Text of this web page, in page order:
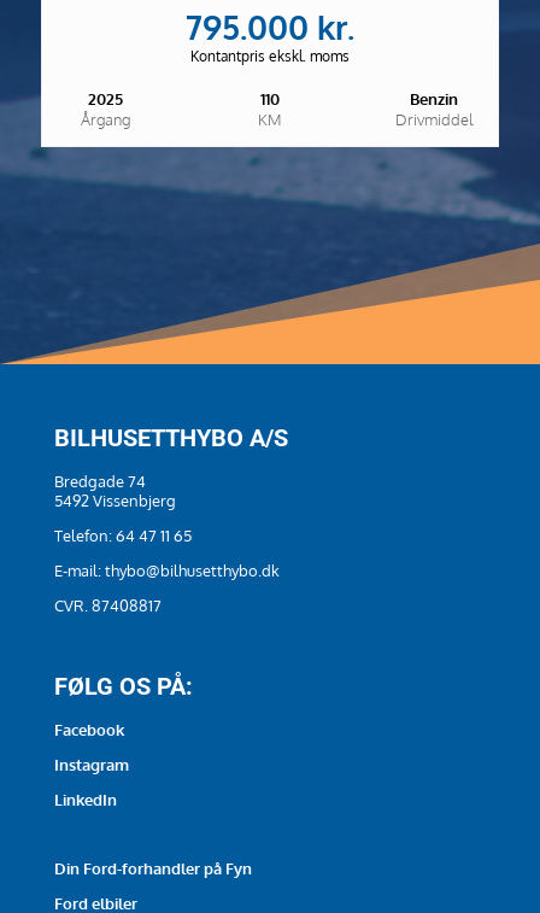
795.000 kr.
Kontantpris ekskl. moms
2025
Årgang
110
KM
Benzin
Drivmiddel
BILHUSETTHYBO A/S
Bredgade 74
5492 Vissenbjerg
Telefon:64 47 11 65
E-mail:thybo@bilhusetthybo.dk
CVR. 87408817
FØLG OS PÅ:
Facebook
Instagram
LinkedIn
Din Ford-forhandler på Fyn
Ford elbiler